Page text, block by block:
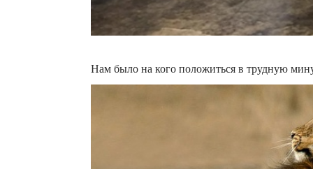
Нам было на кого положиться в трудную